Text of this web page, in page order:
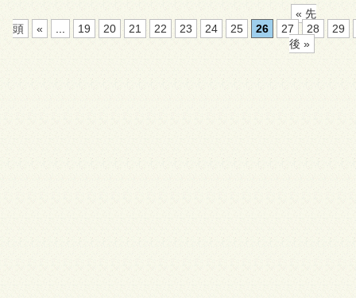
« 先
頭
« 19 20 21 22 23 24 25 26 27 28
29
後 »